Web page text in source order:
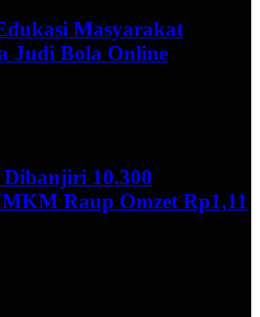
Masyarakat
Judi Bola Online
Dibanjiri 10.300
Raup Omzet Rp1,11